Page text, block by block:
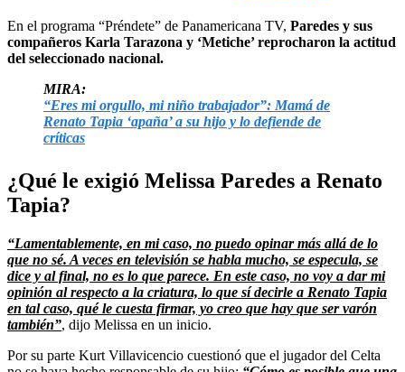
En el programa “Préndete” de Panamericana TV, Paredes y sus
compañeros Karla Tarazona y ‘Metiche’ reprocharon la actitud
del seleccionado nacional.
MIRA:
“Eres mi orgullo, mi niño trabajador”: Mamá de
Renato Tapia ‘apaña’ a su hijo y lo defiende de
críticas
¿Qué le exigió Melissa Paredes a Renato
Tapia?
“Lamentablemente, en mi caso, no puedo opinar más allá de lo
que no sé. A veces en televisión se habla mucho, se especula, se
dice y al final, no es lo que parece. En este caso, no voy a dar mi
opinión al respecto a la criatura, lo que sí decirle a Renato Tapia
en tal caso, qué le cuesta firmar, yo creo que hay que ser varón
también”, dijo Melissa en un inicio.
Por su parte Kurt Villavicencio cuestionó que el jugador del Celta